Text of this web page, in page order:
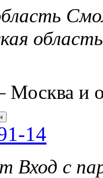
область
Москва и
14
Вход с